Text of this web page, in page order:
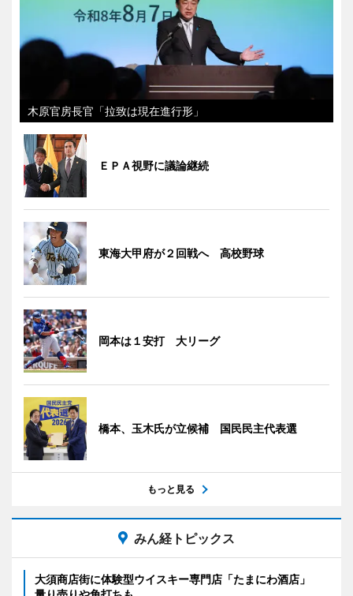
木原官房長官「拉致は現在進行形」
ＥＰＡ視野に議論継続
東海大甲府が２回戦へ 高校野球
岡本は１安打 大リーグ
橋本、玉木氏が立候補 国民民主代表選
もっと見る
みん経トピックス
大須商店街に体験型ウイスキー専門店「たまにわ酒店」